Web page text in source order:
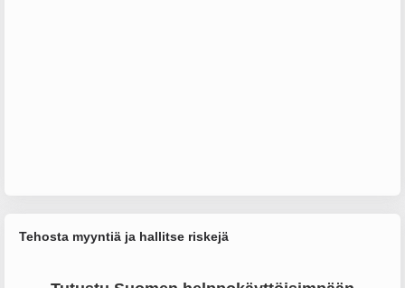
Tehosta myyntiä ja hallitse riskejä